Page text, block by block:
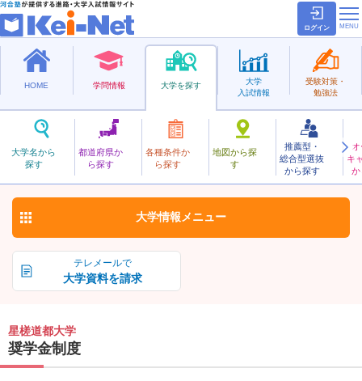
ログイン
HOME 学問情報 大学を探す
大学名から
探す
都道府県か
ら探す
各種条件か
ら探す
地図から探
す
推薦型・
総合型選抜
から探す
キ
か
大学
入試情報
受験対策・
勉強法
私立
せいさどうと
星槎道都大学 お気に入り
テレメールで
大学資料を請求
大学情報 メニュー
星槎道都大学
奨学金制度